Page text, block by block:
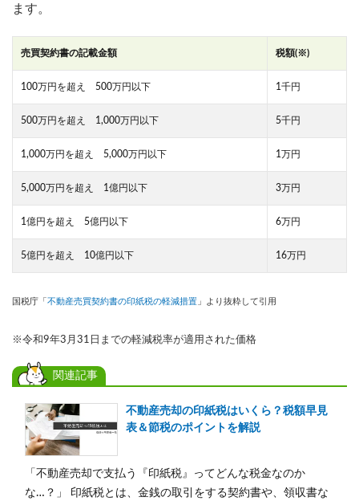
ます。
売買契約書の記載金額 税額(※)
100万円を超え 500万円以下 1千円
500万円を超え 1,000万円以下 5千円
1,000万円を超え 5,000万円以下 1万円
5,000万円を超え 1億円以下 3万円
1億円を超え 5億円以下 6万円
5億円を超え 10億円以下 16万円
国税庁「 不動産売買契約書の印紙税の軽減措置 」より抜粋して引用
※令和9年3月31日までの軽減税率が適用された価格
関連記事
不動産売却の印紙税はいくら？税額早見
表＆節税のポイントを解説
「不動産売却で支払う『印紙税』ってどんな税金なのか
な…？」 印紙税とは、金銭の取引をする契約書や、領収書な